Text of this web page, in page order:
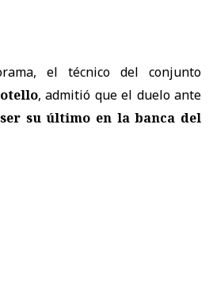
el técnico del conjunto
, admitió que el duelo ante
su último en la banca del